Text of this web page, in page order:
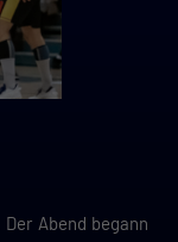
Der Abend begann